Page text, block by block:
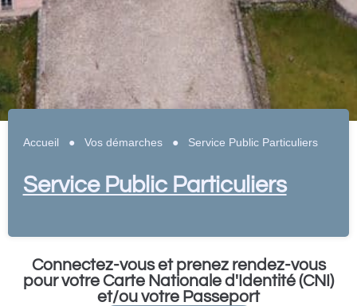
Accueil ● Vos démarches● Service Public Particuliers
Service Public Particuliers
Connectez-vous et prenez rendez-vous
pour votre Carte Nationale d'Identité (CNI)
et/ou votre Passeport